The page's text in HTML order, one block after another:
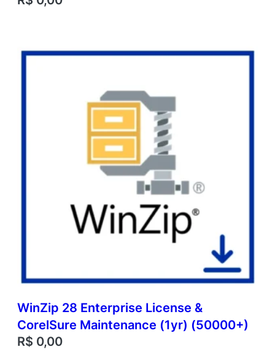
WinZip 28 Enterprise License &
CorelSure Maintenance (1yr) (50000+)
R$ 0,00